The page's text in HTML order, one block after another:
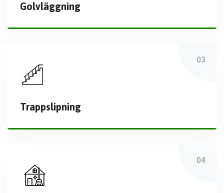
Golvläggning
Trappslipning